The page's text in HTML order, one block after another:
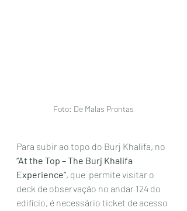
Foto: De Malas Prontas
Para subir ao topo do Burj Khalifa, no
“At the Top – The Burj Khalifa
Experience”, que  permite visitar o
deck de observação no andar 124 do
edifício, é necessário ticket de acesso